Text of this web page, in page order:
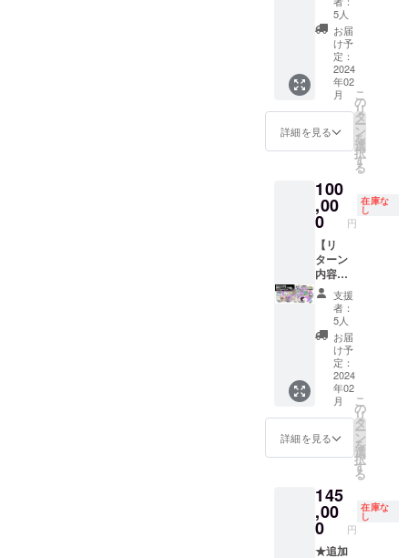
ターン
プラン
のご紹
介」を
ご覧く
ださ
い。 ※T
シャツ
は「リ
ターン
のご紹
介」を
ご覧く
ださ
い。
ム本
体：DL
コー
ド」
は、
「Ninte
たは
「PC用
のどち
らかを
選択し
ていた
だけま
す。
※PC版
は、
Steam
からダ
ウン
ロード
してい
ただけ
ます。
※「サウ
ラッ
ク」
m版 DL
キー」
または
「ファ
プラン
のご紹
介」を
ご覧く
ださ
い。 ※
サンソ
員証の
詳細は
プラン
のご紹
介」を
ご覧く
ださ
い。
※「ゲー
ム本
体：DL
コー
ド」
は、
「Ninte
ndo
Switch
用」ま
「PC用
（Stea
らかを
選択し
ていた
だけま
弊社が
推奨す
る表記
で補完
いたし
ます。 -
-----------
-----------
-----------
-----------
画イラ
スト
キャン
アート
の詳細
は「リ
ターン
プラン
のご紹
介」を
ご覧く
ださ
い。 ※
サンソ
フト会
員証の
詳細は
のご紹
介」を
ご覧く
表記／
アル
ファ
ベット
表記の
少なく
とも１
つは必
ずご記
か一方
を省略
された
弊社が
推奨す
る表記
で補完
いたし
ます。 -
-----------
-----------
-----------
-----------
-------- ※
複製原
画イラ
スト
の詳細
は「リ
ターン
セット
・CF限
定記念
ピン
ズ 3種
セット
・オリ
ジナル
デザイ
ンTシャ
セージ
【備考
欄にご
ただく
内容】
①：
ゲーム
内に表
示する
お名前
（ニッ
クネー
ム可）
をご記
入くだ
さい。
・日本
ファ
ベット
表記：
ド x 1点
［一般
販売予
定価
格：
1,100
円］ ・
サウン
ドト
定価
格：未
定］ ・
マホ用
壁紙 ・
クリア
ファイ
ル 3種
セット
・CF限
定記念
ピン
ズ 3種
セット
・オリ
ジナル
デザイ
ンTシャ
セージ
【備考
欄にご
格：
1,100
円］ ・
サウン
ドト
ラック
［一般
販売予
定価
マホ用
壁紙 ・
クリア
ファイ
ル 3種
セット
・CF限
定記念
ピン
ズ 3個
セット
・オリ
ジナル
デザイ
ンTシャ
ツ ・お
礼メッ
セージ
ただく
内容】
①：
ゲーム
内に表
バッグ
・ゲー
ム内ク
レジッ
トにお
名前掲
（中）
（※①）
・
イラン
ド」ス
テッ
カー ・
ゲーム
本体：
DLコー
ド x 1点
［一般
販売予
定価
格：
1,100
円］ ・
サウン
ドト
ラック
［一般
販売予
定］ ・
PC・ス
マホ用
壁紙 ・
クリア
生複製
サイン
入り色
紙「マ
ドゥー
ラの
翼」 ・
複製原
画イラ
スト
アート
・サン
ソフト
会員証
・
SUNSO
FTヒス
トリー
本『サ
ンソフ
ト大全
（仮）
』 ・
トート
バッグ
・ゲー
ム内ク
レジッ
トにお
（中）
（※①）
・
「リッ
プルア
5人
お届
け予
定：
2024
年02
月
詳細を見る
こ
の
リ
タ
ー
ン
を
選
択
す
る
100
,00
0 円
在庫な
し
【リ
ターン
内容】
・もり
けん先
生複製
サイン
入り色
「リッ
プルア
イラン
ド」 ・
複製原
画イラ
バス
アート
・サン
ソフト
会員証
支援
者：
5人
お届
け予
定：
2024
年02
月
詳細を見る
こ
の
リ
タ
ー
ン
を
選
択
す
る
145
,00
0 円
在庫な
し
★追加